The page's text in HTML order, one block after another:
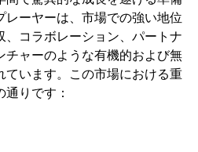
ーヤーは、市場での強い地位
、コラボレーション、パートナ
チャーのような有機的および無
います。この市場における重
りです：